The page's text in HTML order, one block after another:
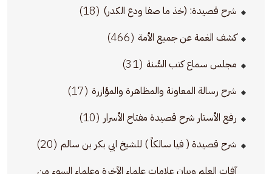
شرح قصيدة: (خذ ما صفا ودع الكدر) (18)
كشف الغمة عن جميع الأمة (466)
مجلس سماع كتب السُّنة (31)
شرح رسالة المعاونة والمظاهرة والمؤازرة (17)
رفع الأستار شرح قصيدة مفتاح الأسرار (10)
شرح قصيدة ( فيا سالكاً ) للشيخ ابي بكر بن سالم (20)
آفات العلم وبيان علامات علماء الآخرة وعلماء السوء من